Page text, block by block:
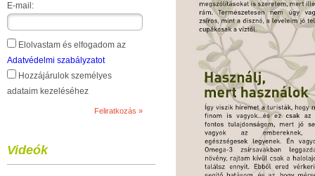
E-mail:
Elolvastam és elfogadom az
Adatvédelmi szabályzatot
Hozzájárulok személyes
adataim kezeléséhez
Videók